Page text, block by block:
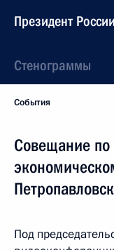
Президент России
Стенограммы
События
Совещание по
Под